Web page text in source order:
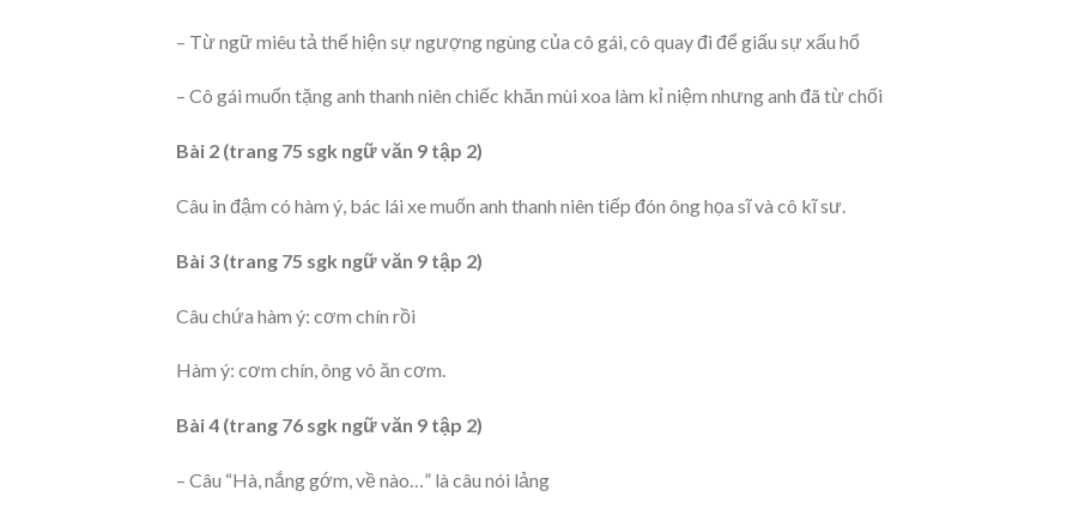
– Từ ngữ miêu tả thể hiện sự ngượng ngùng của cô gái, cô quay đi để giấu sự xấu hổ
– Cô gái muốn tặng anh thanh niên chiếc khăn mùi xoa làm kỉ niệm nhưng anh đã từ chối
Bài 2 (trang 75 sgk ngữ văn 9 tập 2)
Câu in đậm có hàm ý, bác lái xe muốn anh thanh niên tiếp đón ông họa sĩ và cô kĩ sư.
Bài 3 (trang 75 sgk ngữ văn 9 tập 2)
Câu chứa hàm ý: cơm chín rồi
Hàm ý: cơm chín, ông vô ăn cơm.
Bài 4 (trang 76 sgk ngữ văn 9 tập 2)
– Câu “Hà, nắng gớm, về nào…” là câu nói lảng